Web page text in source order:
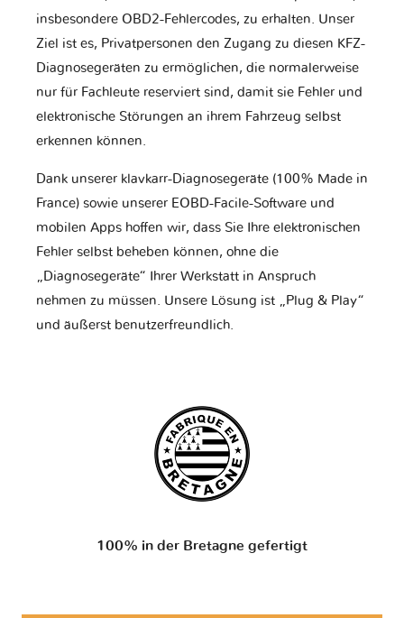
insbesondere OBD2-Fehlercodes, zu erhalten. Unser
Ziel ist es, Privatpersonen den Zugang zu diesen KFZ-
Diagnosegeräten zu ermöglichen, die normalerweise
nur für Fachleute reserviert sind, damit sie Fehler und
elektronische Störungen an ihrem Fahrzeug selbst
erkennen können.
Dank unserer klavkarr-Diagnosegeräte (100% Made in
France) sowie unserer EOBD-Facile-Software und
mobilen Apps hoffen wir, dass Sie Ihre elektronischen
Fehler selbst beheben können, ohne die
„Diagnosegeräte“ Ihrer Werkstatt in Anspruch
nehmen zu müssen. Unsere Lösung ist „Plug & Play“
und äußerst benutzerfreundlich.
100% in der Bretagne gefertigt